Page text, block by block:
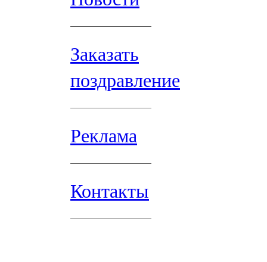
Заказать
поздравление
Реклама
Контакты